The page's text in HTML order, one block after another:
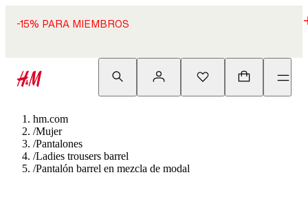
-15% PARA MIEMBROS
hm.com
/Mujer
/Pantalones
/Ladies trousers barrel
/Pantalón barrel en mezcla de modal